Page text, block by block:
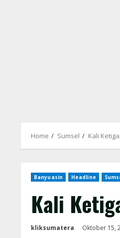
Home Sumsel Kali
Banyuasin Headline
Kali
kliksumatera Oktober 15,